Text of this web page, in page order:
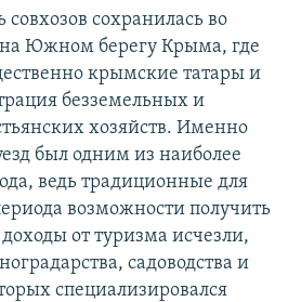
совхозов сохранилась во
на Южном берегу Крыма, где
крымские татары и
безземельных и
хозяйств. Именно
был одним из наиболее
ведь традиционные для
возможности получить
от туризма исчезли,
садоводства и
специализировался